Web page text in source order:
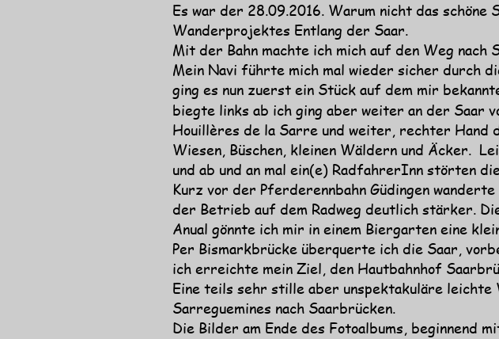
Es war der 28.09.2016. Warum nicht das
Wanderprojektes Entlang der Saar.
Mit der Bahn machte ich mich auf den Weg nach
Mein Navi führte mich mal wieder sicher durch
ging es nun zuerst ein Stück auf dem mir
biegte links ab ich ging aber weiter an der Saar
Houillères de la Sarre und weiter, rechter Hand
Wiesen, Büschen, kleinen Wäldern und Äcker.
und ab und an mal ein(e) RadfahrerInn störten
Kurz vor der Pferderennbahn Güdingen
der Betrieb auf dem Radweg deutlich stärker.
Anual gönnte ich mir in einem Biergarten eine
Per Bismarkbrücke überquerte ich die Saar,
ich erreichte mein Ziel, den Hautbahnhof
Eine teils sehr stille aber unspektakuläre leichte
Sarreguemines nach Saarbrücken.
Die Bilder am Ende des Fotoalbums, beginnend